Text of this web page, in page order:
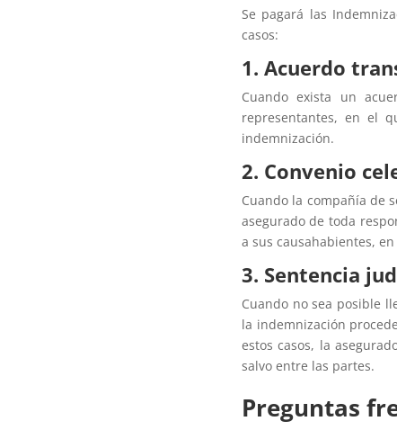
Se pagará las
casos:
1. Acuerdo
Cuando exista un
representantes, en el
indemnización.
2. Convenio
Cuando la compañía de
asegurado de toda
a sus causahabientes,
3. Sentencia
Cuando no sea posible
la indemnización
estos casos, la
salvo entre las partes.
Preguntas